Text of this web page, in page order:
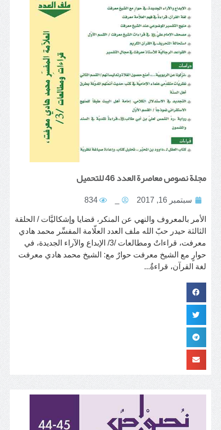
مجلة نصوص معاصرة العدد 46 للتحميل
سبتمبر 16, 2017 834
الأمر بالمعروف والنهي عن المنكر، قضايا وإشكاليَّات / الحلقة
الثالثة حيدر حبّ الله ملف العدد العلّامة المفسِّر محمد هادي
معرفت، قراءاتٌ ومطالعات /3/ الإبداع والآراء الجديدة، في
حوارٍ مع الشيخ معرفت حوارٌ مع: الشيخ محمد هادي معرفت
لغة القرآن، قراءةٌ...